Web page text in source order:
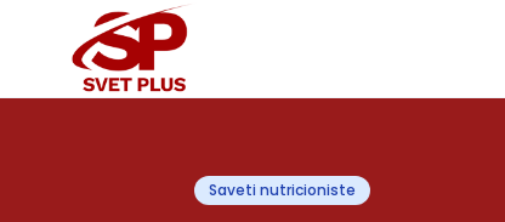
Saveti nutricioniste